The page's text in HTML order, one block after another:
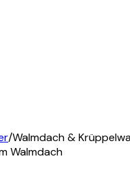
/Walmdach &
Walmdach